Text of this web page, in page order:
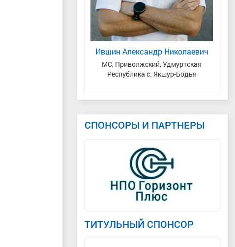
Ившин Александр Николаевич
МС, Приволжский, Удмуртская
Республика с. Якшур-Бодья
СПОНСОРЫ И ПАРТНЕРЫ
ТИТУЛЬНЫЙ СПОНСОР